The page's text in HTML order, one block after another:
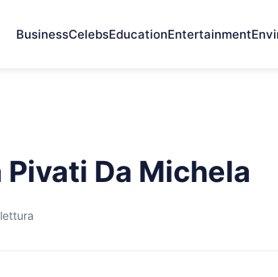
BusinessCelebsEducationEntertainment
Da Michela